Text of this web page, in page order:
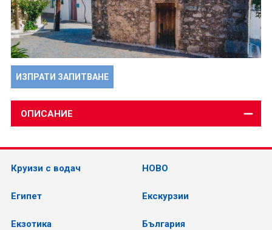
ИЗПРАТИ ЗАПИТВАНЕ
ОПИСАНИЕ
Круизи с водач НОВО
Египет Екскурзии
Екзотика България